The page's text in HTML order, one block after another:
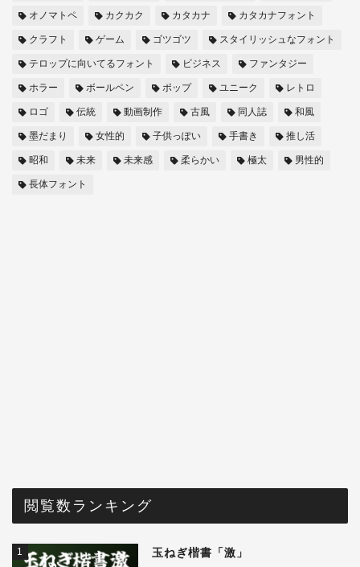
オノマトペ カクカク カタカナ カタカナフォント
クラフト ゲーム ゴツゴツ スタイリッシュなフォント
テロップに向いてるフォント ビジネス ファンタジー
ホラー ボールペン ポップ ユニーク レトロ
ロゴ 伝統 動画制作 古風 同人誌 和風
墨だまり 女性的 子供っぽい 手書き 推し活
昭和 未来 未来感 柔らかい 極太 男性的
長体フォント
閲覧数ランキング
1 玉ねぎ楷書「激」